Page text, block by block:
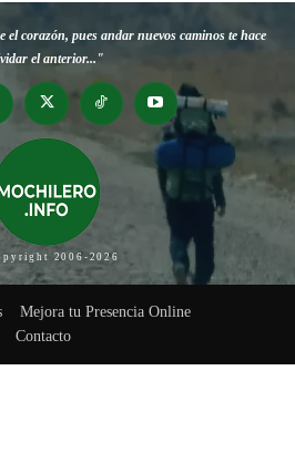
el corazón, pues andar nuevos caminos te hace
el anterior..."
2006-2026
Mejora tu Presencia Online
Contacto